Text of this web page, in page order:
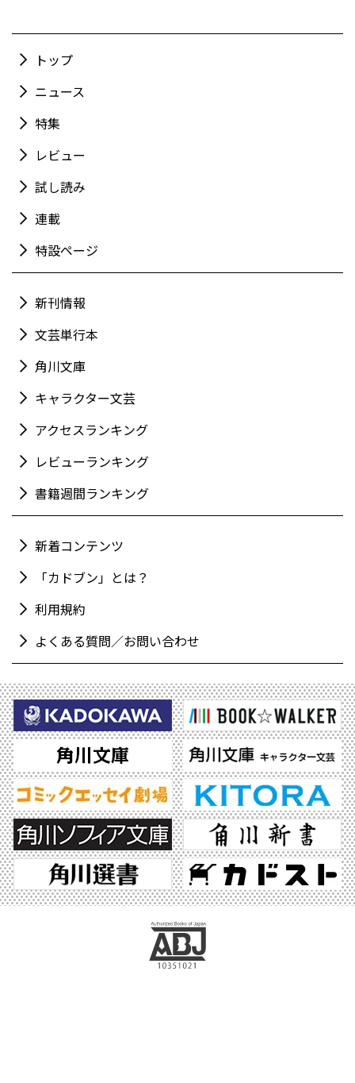
トップ
ニュース
特集
レビュー
試し読み
連載
特設ページ
新刊情報
文芸単行本
角川文庫
キャラクター文芸
アクセスランキング
レビューランキング
書籍週間ランキング
新着コンテンツ
「カドブン」とは？
利用規約
よくある質問／お問い合わせ